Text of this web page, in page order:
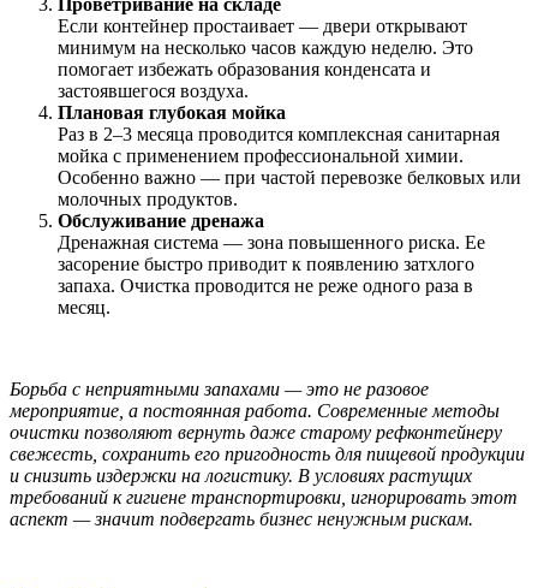
Если контейнер простаивает — двери открывают
минимум на несколько часов каждую неделю. Это
помогает избежать образования конденсата и
застоявшегося воздуха.
Плановая глубокая мойка
Раз в 2–3 месяца проводится комплексная санитарная
мойка с применением профессиональной химии.
Особенно важно — при частой перевозке белковых или
молочных продуктов.
Обслуживание дренажа
Дренажная система — зона повышенного риска. Ее
засорение быстро приводит к появлению затхлого
запаха. Очистка проводится не реже одного раза в
месяц.
Борьба с неприятными запахами — это не разовое
мероприятие, а постоянная работа. Современные методы
очистки позволяют вернуть даже старому рефконтейнеру
свежесть, сохранить его пригодность для пищевой продукции
и снизить издержки на логистику. В условиях растущих
требований к гигиене транспортировки, игнорировать этот
аспект — значит подвергать бизнес ненужным рискам.